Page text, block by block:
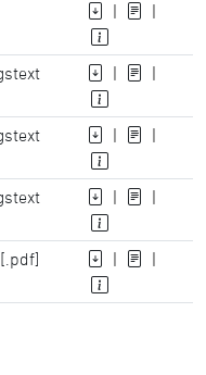
| |
| |
| |
| |
| |